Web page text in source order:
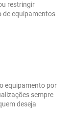
restringir
de equipamentos
equipamento por
sempre
deseja